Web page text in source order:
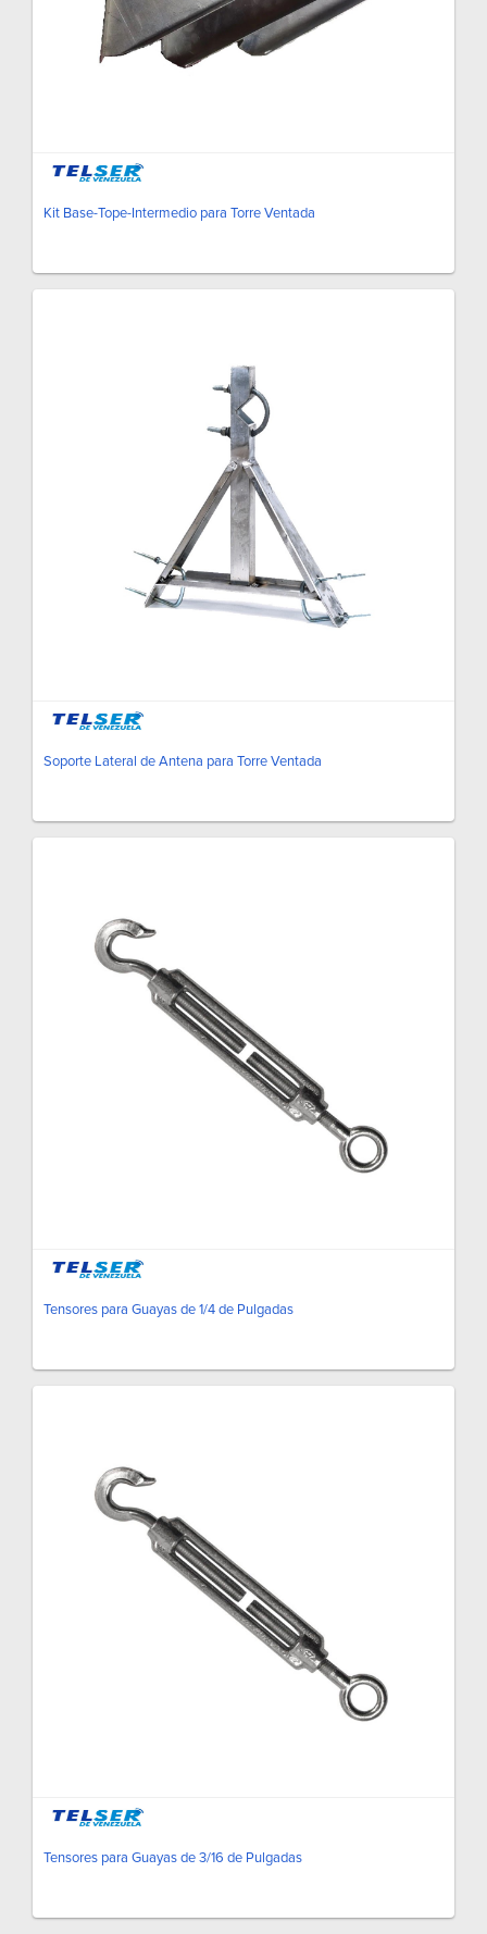
Kit Base-Tope-Intermedio para Torre Ventada
Soporte Lateral de Antena para Torre Ventada
Tensores para Guayas de 1/4 de Pulgadas
Tensores para Guayas de 3/16 de Pulgadas